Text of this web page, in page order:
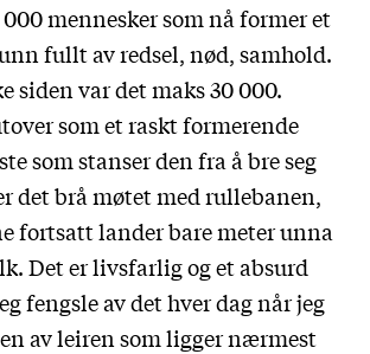
mennesker som nå former et
fullt av redsel, nød, samhold.
siden var det maks 30 000.
som et raskt formerende
som stanser den fra å bre seg
det brå møtet med rullebanen,
fortsatt lander bare meter unna
Det er livsfarlig og et absurd
fengsle av det hver dag når jeg
av leiren som ligger nærmest